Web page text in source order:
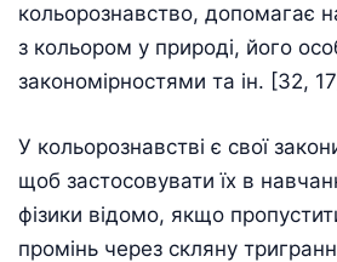
кольорознавство, допомагає
з кольором у природі, його
закономірностями та ін. [32,
У кольорознавстві є свої
щоб застосовувати їх в
фізики відомо, якщо
промінь через скляну